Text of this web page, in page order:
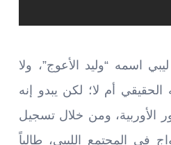
اسمه “وليد الأعوج”، ولا
أم لا؛ لكن يبدو إنه
الأوربية، ومن خلال تسجيل
في المجتمع الليبي، طالباً